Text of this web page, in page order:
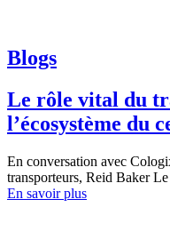
Blogs
Le rôle vital du
l’écosystème du
En conversation avec
transporteurs, Reid Baker
En savoir plus